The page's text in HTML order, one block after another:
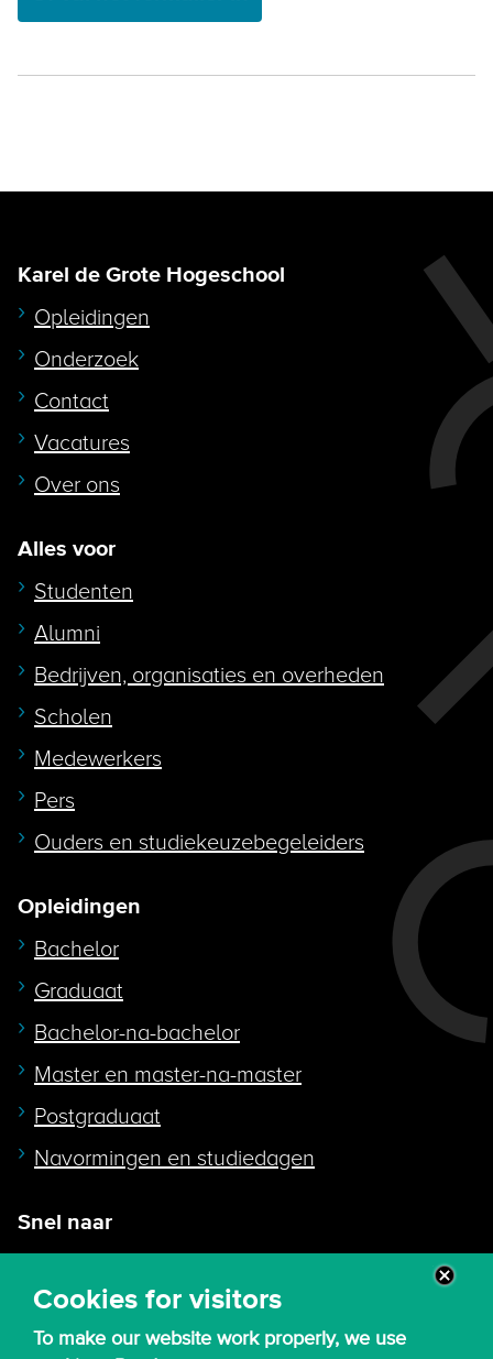
Cookies for visitors
To make our website work properly, we use
Karel de Grote Hogeschool
Opleidingen
Onderzoek
Contact
Vacatures
Over ons
Alles voor
Studenten
Alumni
Bedrijven, organisaties en overheden
Scholen
Medewerkers
Pers
Ouders en studiekeuzebegeleiders
Opleidingen
Bachelor
Graduaat
Bachelor-na-bachelor
Master en master-na-master
Postgraduaat
Navormingen en studiedagen
Snel naar
Webmail
Canvas